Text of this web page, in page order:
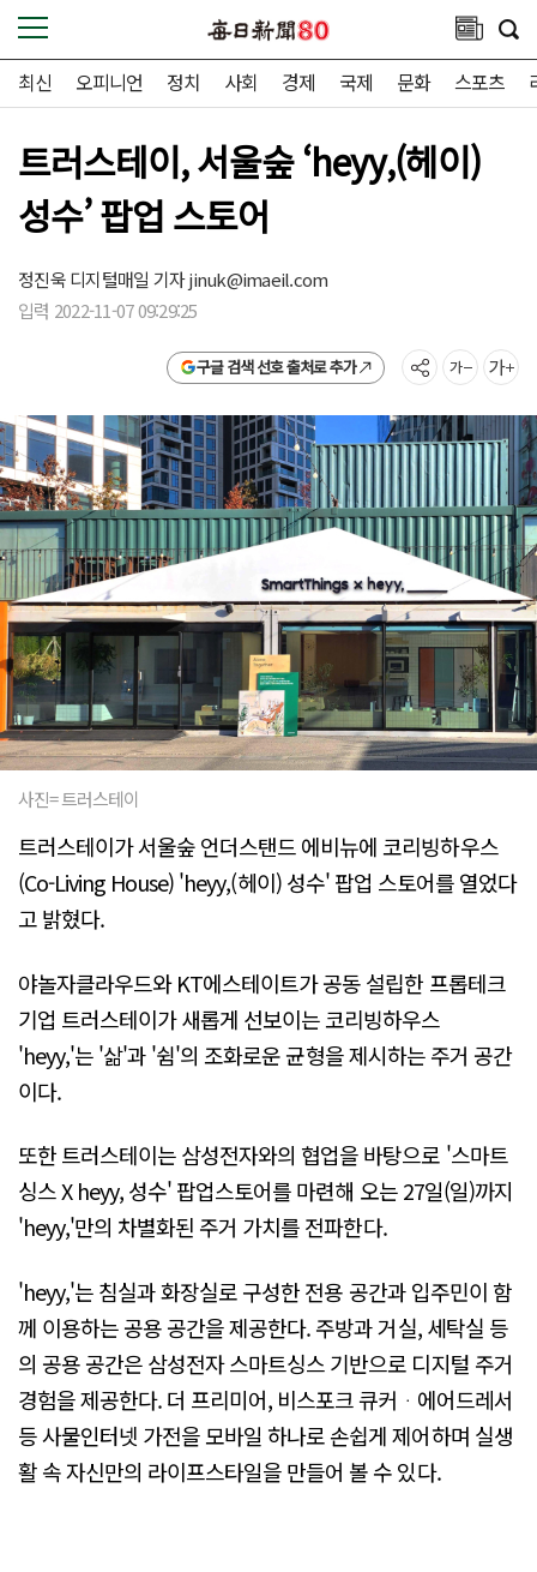
최신 오피니언 정치 사회 경제 국제 문화 스포츠
트러스테이, 서울숲 ‘heyy,(헤이)
성수’ 팝업 스토어
정진욱 디지털매일 기자jinuk@imaeil.com
입력 2022-11-07 09:29:25
구글 검색 선호 출처로 추가
사진= 트러스테이
트러스테이가 서울숲 언더스탠드 에비뉴에 코리빙하우스
(Co-Living House) 'heyy,(헤이) 성수' 팝업 스토어를 열었다
고 밝혔다.
야놀자클라우드와 KT에스테이트가 공동 설립한 프롭테크
기업 트러스테이가 새롭게 선보이는 코리빙하우스
'heyy,'는 '삶'과 '쉼'의 조화로운 균형을 제시하는 주거 공간
이다.
또한 트러스테이는 삼성전자와의 협업을 바탕으로 '스마트
싱스 X heyy, 성수' 팝업스토어를 마련해 오는 27일(일)까지
'heyy,'만의 차별화된 주거 가치를 전파한다.
'heyy,'는 침실과 화장실로 구성한 전용 공간과 입주민이 함
께 이용하는 공용 공간을 제공한다. 주방과 거실, 세탁실 등
의 공용 공간은 삼성전자 스마트싱스 기반으로 디지털 주거
경험을 제공한다. 더 프리미어, 비스포크 큐커ᆞ에어드레서
등 사물인터넷 가전을 모바일 하나로 손쉽게 제어하며 실생
활 속 자신만의 라이프스타일을 만들어 볼 수 있다.